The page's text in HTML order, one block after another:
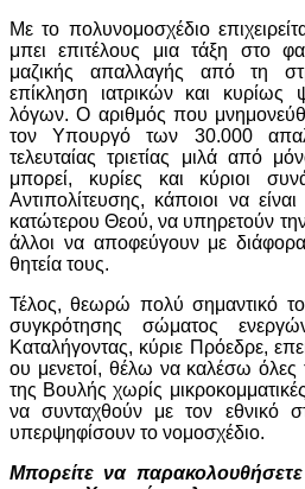
Με το πολυνομοσχέδιο
μπει επιτέλους μια τάξη στο
μαζικής απαλλαγής από τη
επίκληση ιατρικών και κυρίως
λόγων. Ο αριθμός που
τον Υπουργό των 30.000
τελευταίας τριετίας μιλά από
μπορεί, κυρίες και κύριοι
Αντιπολίτευσης, κάποιοι να
κατώτερου Θεού, να υπηρετούν
άλλοι να αποφεύγουν με διάφορα
θητεία τους.
Τέλος, θεωρώ πολύ σημαντικό
συγκρότησης σώματος
Καταλήγοντας, κύριε Πρόεδρε,
ου μενετοί, θέλω να καλέσω όλες
της Βουλής χωρίς
να συνταχθούν με τον εθνικό
υπερψηφίσουν το νομοσχέδιο.
Μπορείτε να παρακολουθήσετε